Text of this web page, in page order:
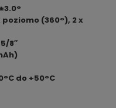
±3.0°
poziomo (360°), 2 x
8″
do +50°C